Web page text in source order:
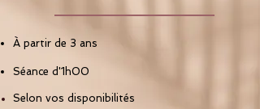
À partir de 3 ans
Séance d'1h00
Selon vos disponibilités